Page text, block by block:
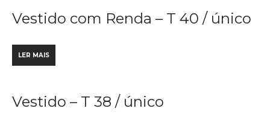
Vestido com Renda – T 40 / único
LER MAIS
Vestido – T 38 / único